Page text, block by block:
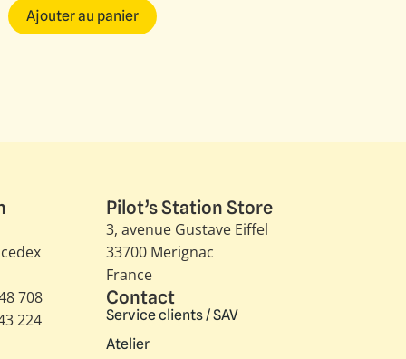
Ajouter au panier
708
224
Pilot’s Station Store
3, avenue Gustave Eiffel​
33700 Merignac
France
Contact
Service clients / SAV
Atelier